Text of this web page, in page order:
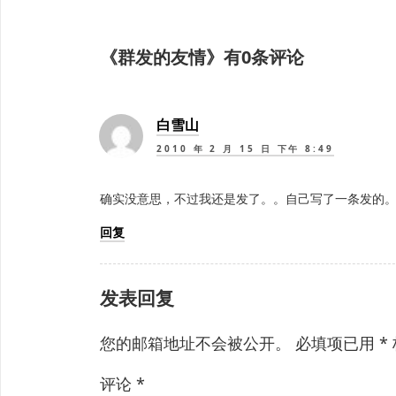
航
章：
《群发的友情》有0条评论
白雪山
2010 年 2 月 15 日 下午 8:49
确实没意思，不过我还是发了。。自己写了一条发的。
回复
发表回复
您的邮箱地址不会被公开。 必填项已用 *
评论 *